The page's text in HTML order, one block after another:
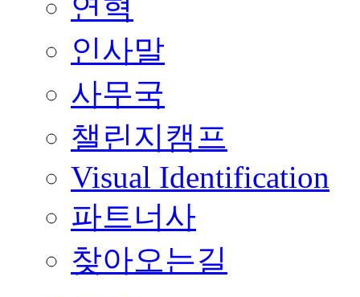
인사말
사무국
챌린지캠프
Visual Identification
파트너사
찾아오는길